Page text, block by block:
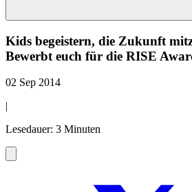
Kids begeistern, die Zukunft
Bewerbt euch für die RISE
02 Sep 2014
|
Lesedauer: 3 Minuten